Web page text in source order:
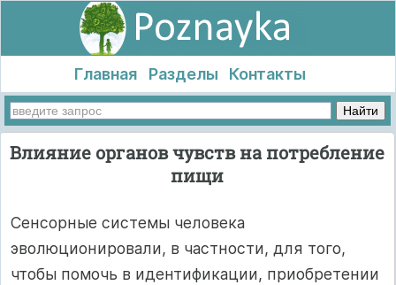
Главная Разделы Контакты
Влияние органов чувств на потребление
пищи
Сенсорные системы человека
эволюционировали, в частности, для того,
чтобы помочь в идентификации, приобретении